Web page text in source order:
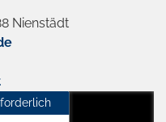
Nienstädt